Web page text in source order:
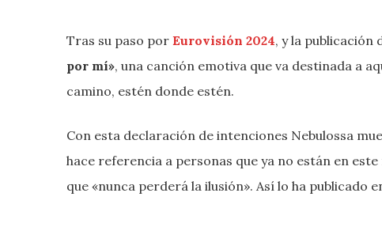
Tras su paso por Eurovisión 2024, y la publicación
por mí», una canción emotiva que va destinada a
camino, estén donde estén.
Con esta declaración de intenciones Nebulossa
hace referencia a personas que ya no están en
que «nunca perderá la ilusión». Así lo ha publicado